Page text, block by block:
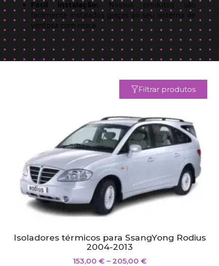
Fácil instalação: Nossos produtos são
facilmente instalados graças ao seu sistema de
ventosa com rosca.
Filtrar produtos
Isoladores térmicos para SsangYong Rodius
2004-2013
153,00 € – 205,00 €